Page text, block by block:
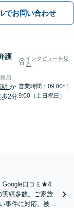
済が苦しく」「数年前
された」などご相談
でお問い合わせ
護
インタビューを見
る
所
駅か
歩2分
営業時間：09:00~1
9:00（土日祝日）
Google口コミ★4.
実績多数。ご家族
事件に対応。被害